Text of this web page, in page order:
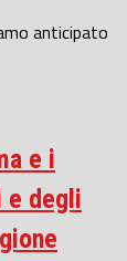
anticipato
e i
degli